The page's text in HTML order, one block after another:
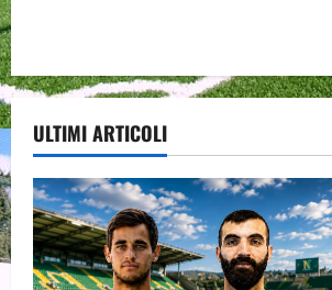
ULTIMI ARTICOLI